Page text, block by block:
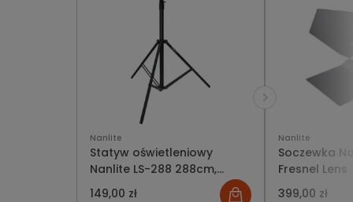
Nanlite
Statyw oświetleniowy
Nanlite LS-288 288cm,
udźwig do 10kg
149,00 zł
Nanlite
Soczewka
Fresnel Lens
399,00 zł